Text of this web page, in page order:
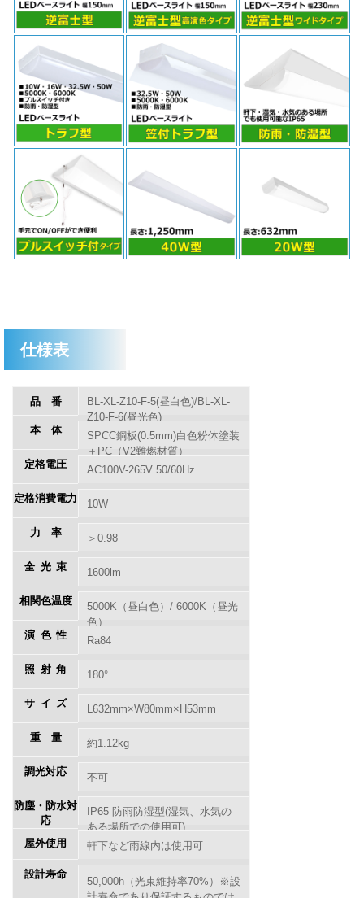
仕様表
品番
BL-XL-Z10-F-5(昼白色)/BL-XL-
Z10-F-6(昼光色)
本体
SPCC鋼板(0.5mm)白色粉体塗装
＋PC（V2難燃材質）
定格電圧
AC100V-265V 50/60Hz
定格消費電力 10W
力率 ＞0.98
全光束 1600lm
相関色温度
5000K（昼白色）/ 6000K（昼光
色）
演色性
Ra84
照射角 180°
サイズ L632mm×W80mm×H53mm
重量 約1.12kg
調光対応 不可
防塵・防水対
応
IP65 防雨防湿型(湿気、水気の
ある場所での使用可)
屋外使用
軒下など雨線内は使用可
設計寿命
50,000h（光束維持率70%）※設